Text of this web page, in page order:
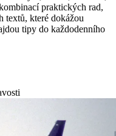
praktických rad,
textů, které dokážou
tipy do každodenního